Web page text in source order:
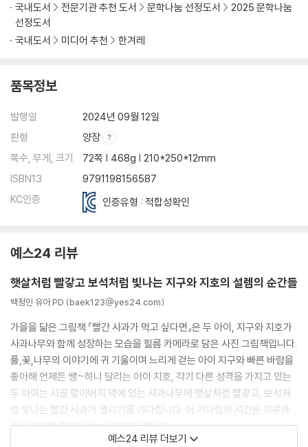
국내도서
전문기관 추천 도서 문학나눔 선정도서
2025 문학나눔
선정도서
국내도서
미디어 추천 한겨레
품목정보
발행일
2024년 09월 12일
판형
양장
쪽수, 무게, 크기
72쪽 | 468g | 210*250*12mm
ISBN13
9791198156587
KC인증
인증유형 : 적합성확인
예스24 리뷰
햇살처럼 빨갛고 보석처럼 빛나는 지구와 지호의 설렘의 순간들
백정민 유아 PD (baek123@yes24.com)
가을을 닮은 그림책 『빨간 사과가 먹고 싶다면』은 두 아이, 지구와 지호가
사과나무와 함께 성장하는 모습을 필름 카메라로 담은 사진 그림책입니다.
풀,꽃,나무의 이야기에 귀 기울이며 느리게 걷는 아이 지구와 빠른 바람을
좋아해 언제든 쌩~하니 달리는 아이 지호, 각기 다른 성격을 가지고 있는
두 아이는 시골 할아버지 댁에 있는 사과나무에 햇살처럼 빨갛고, 보석처
럼 빛나는 빨간 사과가 열리기를 기다립니다. 이 기다림의 시간은 지루하
기도 하지만 한편으로는 설레기도 합니다.
예스24 리뷰 더보기